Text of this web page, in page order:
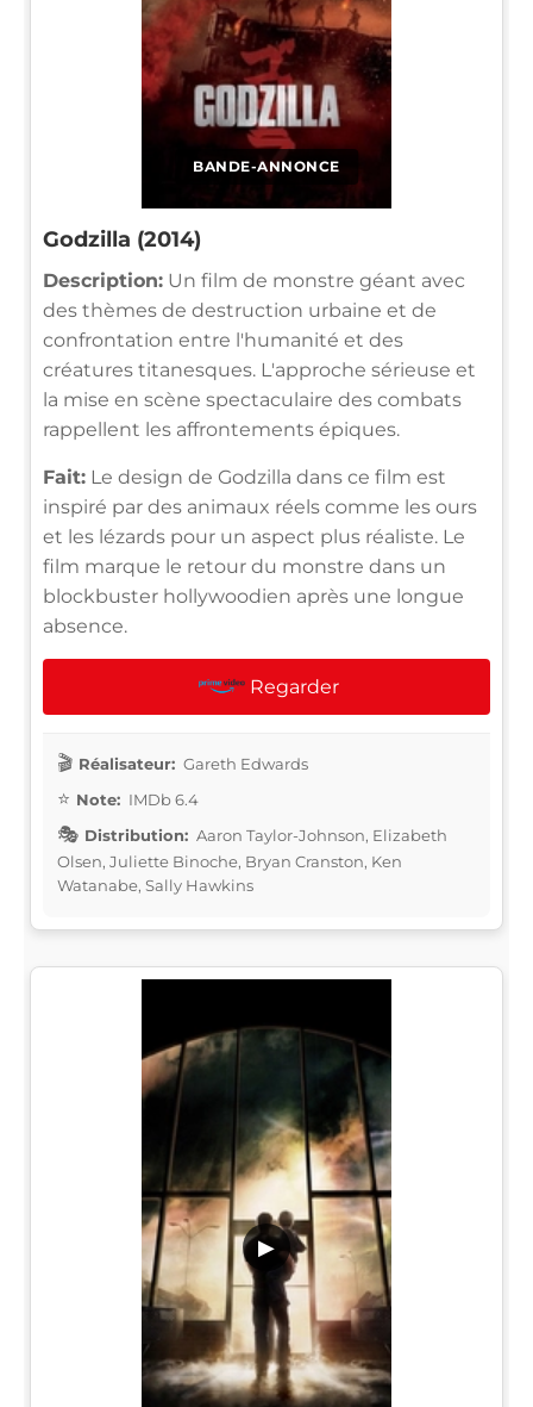
BANDE-ANNONCE
Godzilla (2014)
Description: Un film de monstre géant avec
des thèmes de destruction urbaine et de
confrontation entre l'humanité et des
créatures titanesques. L'approche sérieuse et
la mise en scène spectaculaire des combats
rappellent les affrontements épiques.
Fait: Le design de Godzilla dans ce film est
inspiré par des animaux réels comme les ours
et les lézards pour un aspect plus réaliste. Le
film marque le retour du monstre dans un
blockbuster hollywoodien après une longue
absence.
Regarder
Réalisateur: Gareth Edwards
Note: IMDb 6.4
Distribution: Aaron Taylor-Johnson, Elizabeth
Olsen, Juliette Binoche, Bryan Cranston, Ken
Watanabe, Sally Hawkins
▶